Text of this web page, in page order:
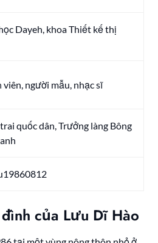
Dayeh, khoa Thiết kế thị
viên, người mẫu, nhạc sĩ
quốc dân, Trưởng làng Bông
của Lưu Dĩ Hào